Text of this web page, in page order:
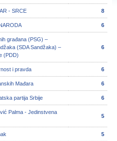
- SRCE 8
6
građana (PSG) –
(SDA Sandžaka) –
(PDD)
6
i pravda 6
Mađara 6
partija Srbije 6
Palma - Jedinstvena
5
5